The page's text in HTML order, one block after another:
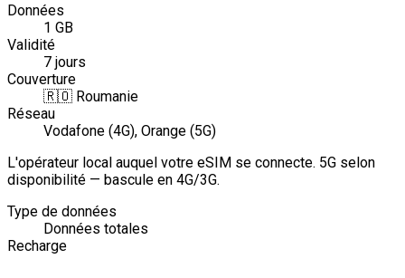
Données
1 GB
Validité
7 jours
Couverture
🇷🇴 Roumanie
Réseau
Vodafone (4G), Orange (5G)
L'opérateur local auquel votre eSIM se connecte. 5G selon
disponibilité — bascule en 4G/3G.
Type de données
Données totales
Recharge